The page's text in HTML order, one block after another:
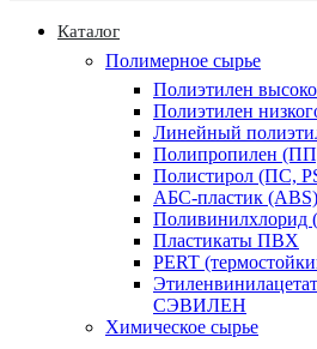
Каталог
Полимерное сырье
Полиэтилен
Полиэтилен
Линейный
Полипропилен
Полистирол (ПС,
АБС-пластик (ABS)
Пластикаты ПВХ
PERT
СЭВИЛЕН
Химическое сырье